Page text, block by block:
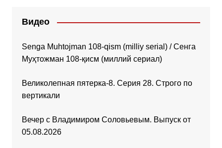
Видео
Senga Muhtojman 108-qism (milliy serial) / Сенга
Муҳтожман 108-қисм (миллий сериал)
Великолепная пятерка-8. Серия 28. Строго по
вертикали
Вечер с Владимиром Соловьевым. Выпуск от
05.08.2026